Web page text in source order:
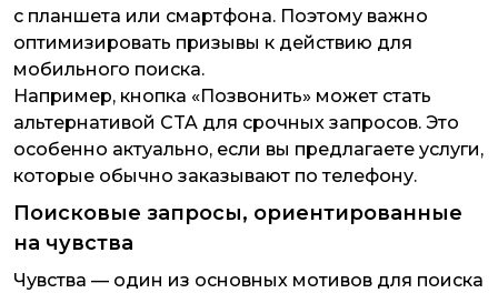
с планшета или смартфона. Поэтому важно
оптимизировать призывы к действию для
мобильного поиска.
Например, кнопка «Позвонить» может стать
альтернативой CTA для срочных запросов. Это
особенно актуально, если вы предлагаете услуги,
которые обычно заказывают по телефону.
Поисковые запросы, ориентированные
на чувства
Чувства — один из основных мотивов для поиска